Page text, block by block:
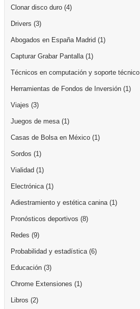
Clonar disco duro (4)
Drivers (3)
Abogados en España Madrid (1)
Capturar Grabar Pantalla(1)
Técnicos en computación y soporte técnico
Herramientas de Fondos de Inversión (1)
Viajes (3)
Juegos de mesa(1)
Casas de Bolsa en México (1)
Sordos (1)
Vialidad (1)
Electrónica(1)
Adiestramiento y estética canina(1)
Pronósticos deportivos (8)
Redes (9)
Probabilidad y estadística(6)
Educación (3)
Chrome Extensiones (1)
Libros (2)